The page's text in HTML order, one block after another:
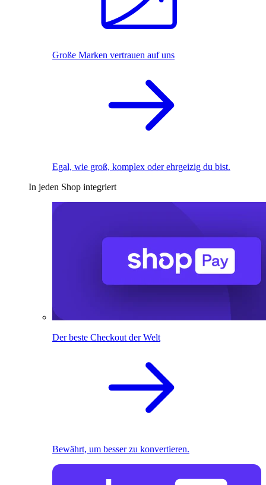
Große Marken vertrauen auf uns
Egal, wie groß, komplex oder ehrgeizig du bist.
In jeden Shop integriert
Der beste Checkout der Welt
Bewährt, um besser zu konvertieren.